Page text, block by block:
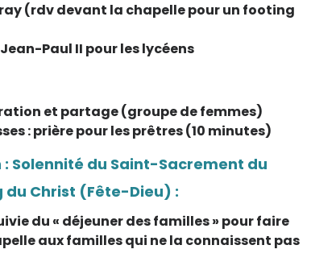
(rdv devant la chapelle pour un footing
Paul II pour les lycéens
et partage (groupe de femmes)
: prière pour les prêtres (10 minutes)
: Solennité du Saint-Sacrement du
du Christ (Fête-Dieu) :
du « déjeuner des familles » pour faire
aux familles qui ne la connaissent pas